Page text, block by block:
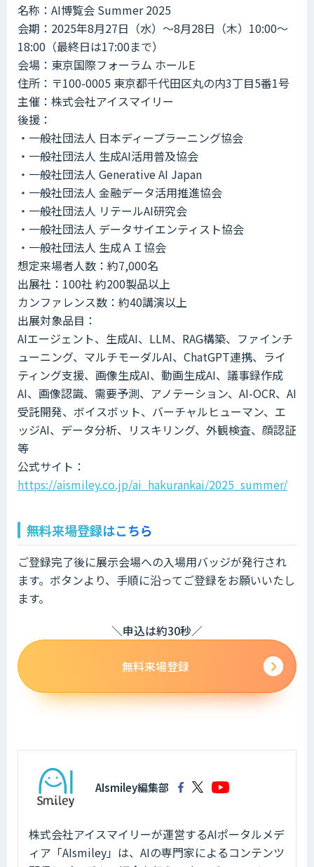
名称：AI博覧会 Summer 2025
会期：2025年8月27日（水）～8月28日（木）10:00～
18:00（最終日は17:00まで）
会場：東京国際フォーラム ホールE
住所：〒100-0005 東京都千代田区丸の内3丁目5番1号
主催：株式会社アイスマイリー
後援：
・一般社団法人 日本ディープラーニング協会
・一般社団法人 生成AI活用普及協会
・一般社団法人 Generative AI Japan
・一般社団法人 金融データ活用推進協会
・一般社団法人 リテールAI研究会
・一般社団法人 データサイエンティスト協会
・一般社団法人 生成ＡＩ協会
想定来場者人数：約7,000名
出展社：100社 約200製品以上
カンファレンス数：約40講演以上
出展対象品目：
AIエージェント、生成AI、LLM、RAG構築、ファインチ
ューニング、マルチモーダルAI、ChatGPT連携、ライ
ティング支援、画像生成AI、動画生成AI、議事録作成
AI、画像認識、需要予測、アノテーション、AI-OCR、AI
受託開発、ボイスボット、バーチャルヒューマン、エ
ッジAI、データ分析、リスキリング、外観検査、顔認証
等
公式サイト：
https://aismiley.co.jp/ai_hakurankai/2025_summer/
無料来場登録はこちら
ご登録完了後に展示会場への入場用バッジが発行され
ます。ボタンより、手順に沿ってご登録をお願いいたし
ます。
＼申込は約30秒／
無料来場登録
AIsmiley編集部
株式会社アイスマイリーが運営するAIポータルメデ
ィア「AIsmiley」は、AIの専門家によるコンテンツ